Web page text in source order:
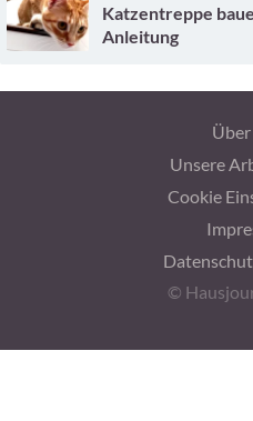
Katzentreppe
Anleitung
Unsere
Cookie
©